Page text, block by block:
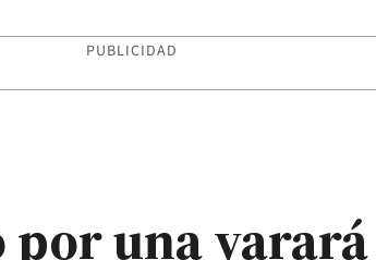
PUBLICIDAD
una